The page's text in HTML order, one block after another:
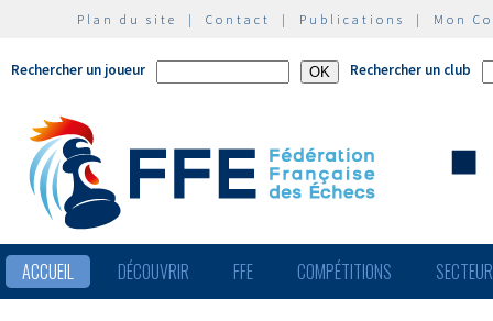
Plan du site | Contact | Publications | Mon
Rechercher un joueur Rechercher un club
ACCUEIL DÉCOUVRIR FFE COMPÉTITIONS